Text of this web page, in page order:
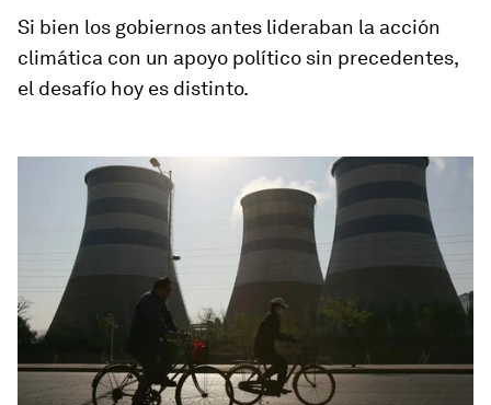
Si bien los gobiernos antes lideraban la acción
climática con un apoyo político sin precedentes,
el desafío hoy es distinto.